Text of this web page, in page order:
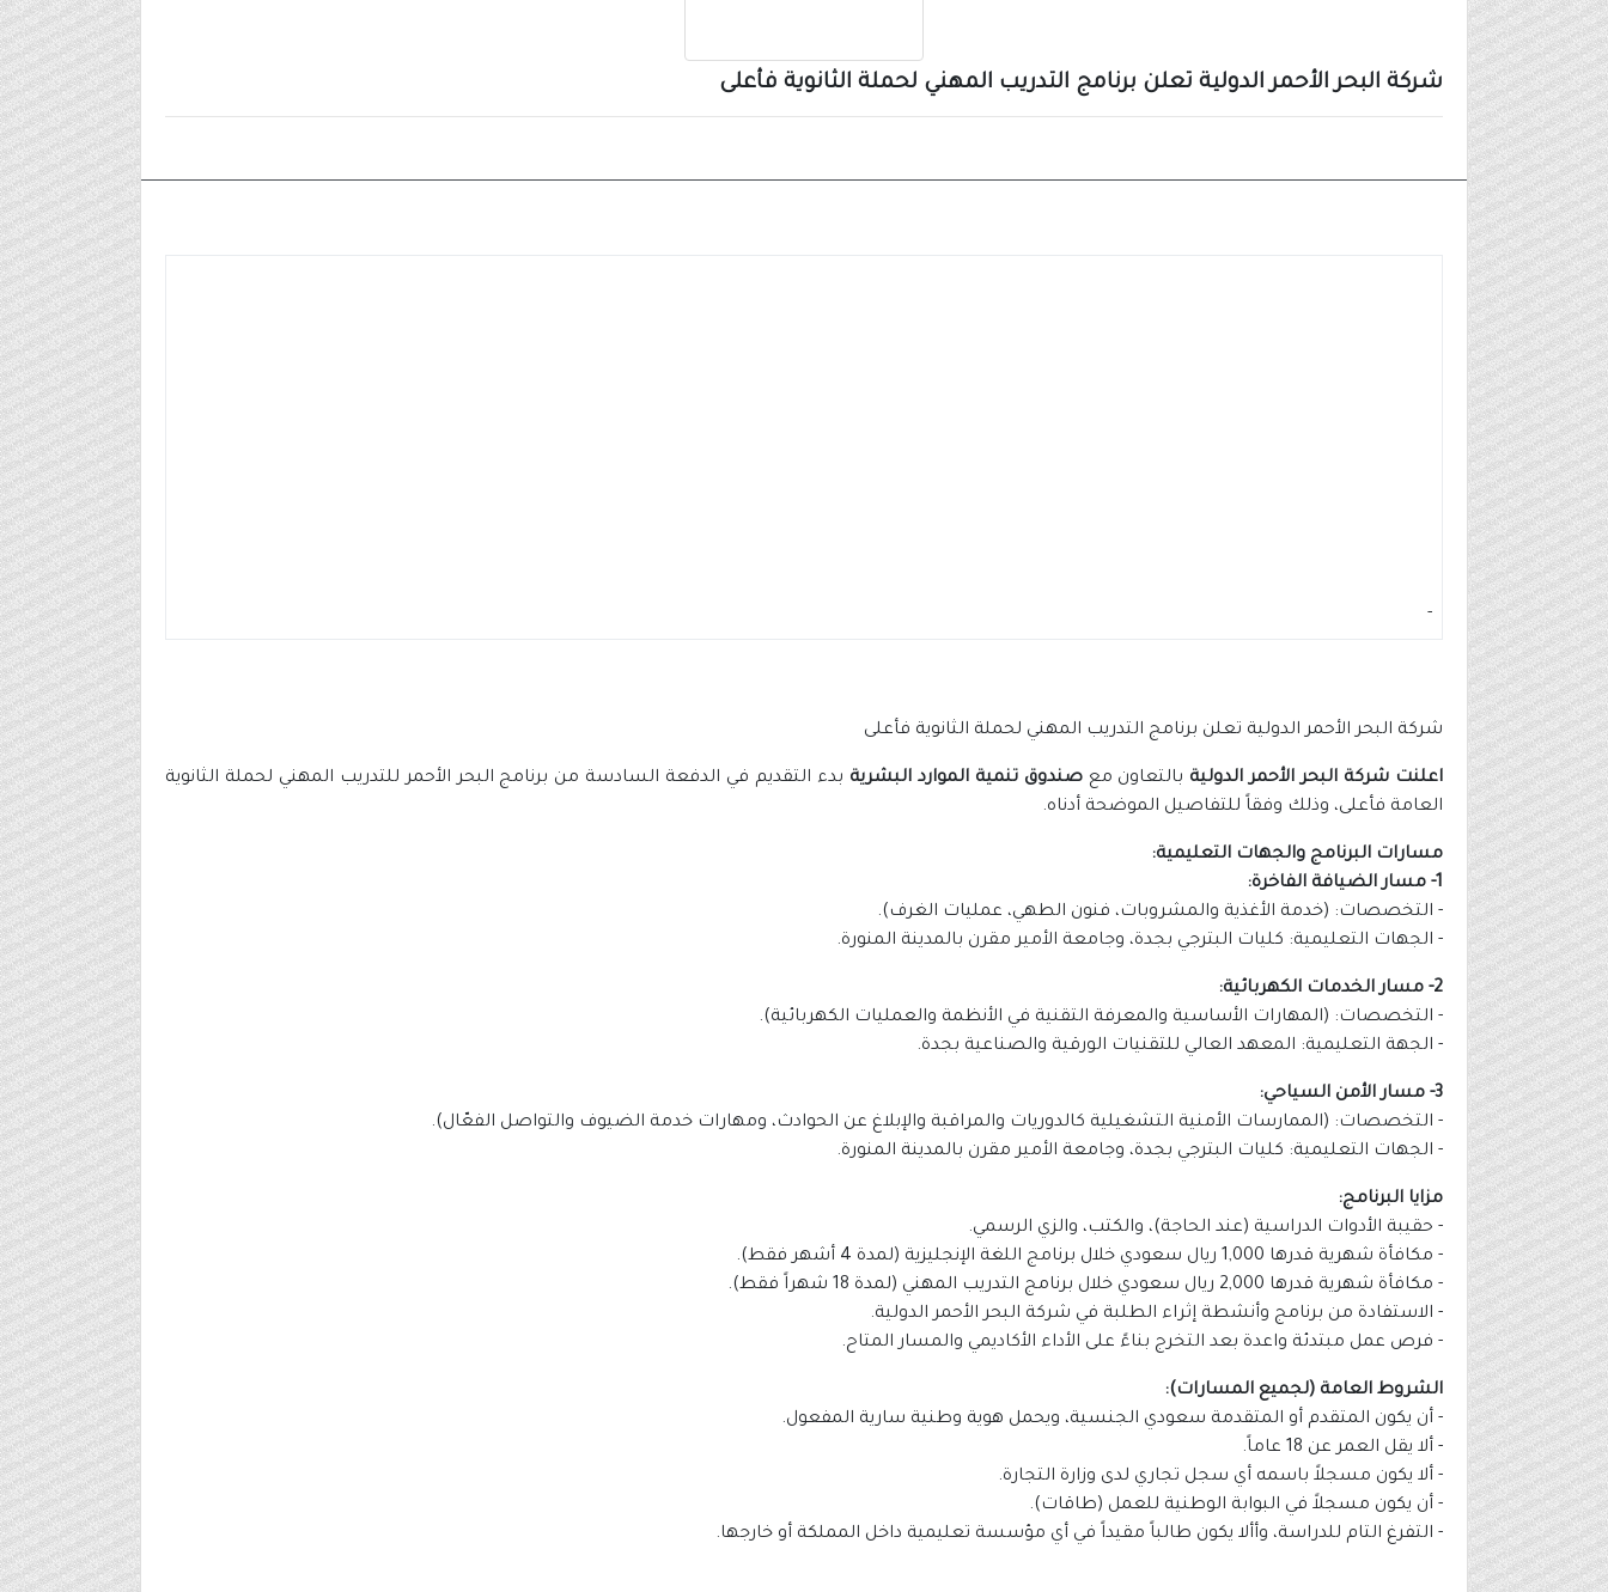
شركة البحر الأحمر الدولية تعلن برنامج التدريب المهني لحملة الثانوية فأعلى
-
شركة البحر الأحمر الدولية تعلن برنامج التدريب المهني لحملة الثانوية فأعلى
اعلنت شركة البحر الأحمر الدولية بالتعاون معصندوق تنمية الموارد البشرية بدء التقديم في الدفعة السادسة من برنامج البحر الأحمر للتدريب المهني لحملة الثانوية
العامة فأعلى، وذلك وفقاً للتفاصيل الموضحة أدناه.
مسارات البرنامج والجهات التعليمية:
1- مسار الضيافة الفاخرة:
- التخصصات: (خدمة الأغذية والمشروبات، فنون الطهي، عمليات الغرف).
- الجهات التعليمية: كليات البترجي بجدة، وجامعة الأمير مقرن بالمدينة المنورة.
2- مسار الخدمات الكهربائية:
- التخصصات: (المهارات الأساسية والمعرفة التقنية في الأنظمة والعمليات الكهربائية).
- الجهة التعليمية: المعهد العالي للتقنيات الورقية والصناعية بجدة.
3- مسار الأمن السياحي:
- التخصصات: (الممارسات الأمنية التشغيلية كالدوريات والمراقبة والإبلاغ عن الحوادث، ومهارات خدمة الضيوف والتواصل الفعّال).
- الجهات التعليمية: كليات البترجي بجدة، وجامعة الأمير مقرن بالمدينة المنورة.
مزايا البرنامج:
- حقيبة الأدوات الدراسية (عند الحاجة)، والكتب، والزي الرسمي.
- مكافأة شهرية قدرها 1,000 ريال سعودي خلال برنامج اللغة الإنجليزية (لمدة 4 أشهر فقط).
- مكافأة شهرية قدرها 2,000 ريال سعودي خلال برنامج التدريب المهني (لمدة 18 شهراً فقط).
- الاستفادة من برنامج وأنشطة إثراء الطلبة في شركة البحر الأحمر الدولية.
- فرص عمل مبتدئة واعدة بعد التخرج بناءً على الأداء الأكاديمي والمسار المتاح.
الشروط العامة (لجميع المسارات):
- أن يكون المتقدم أو المتقدمة سعودي الجنسية، ويحمل هوية وطنية سارية المفعول.
- ألا يقل العمر عن 18 عاماً.
- ألا يكون مسجلاً باسمه أي سجل تجاري لدى وزارة التجارة.
- أن يكون مسجلاً في البوابة الوطنية للعمل (طاقات).
- التفرغ التام للدراسة، وأألا يكون طالباً مقيداً في أي مؤسسة تعليمية داخل المملكة أو خارجها.